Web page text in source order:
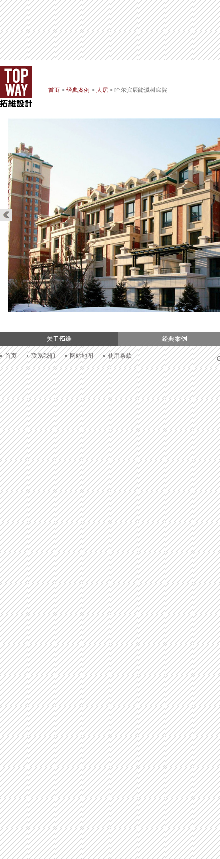
首页 > 经典案例 > 人居 > 哈尔滨辰能溪树庭院
首页 联系我们 网站地图 使用条款